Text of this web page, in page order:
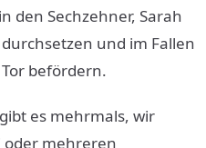
den Sechzehner, Sarah
und im Fallen
befördern.
es mehrmals, wir
oder mehreren